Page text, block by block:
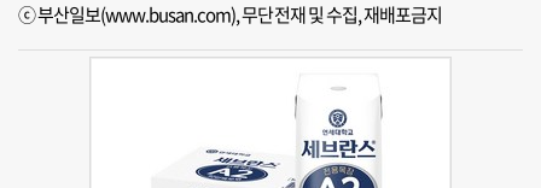
ⓒ 부산일보(www.busan.com), 무단전재 및 수집, 재배포금지